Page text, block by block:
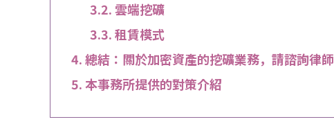
雲端挖礦
租賃模式
總結：關於加密資產的挖礦業務，請諮詢律師
本事務所提供的對策介紹